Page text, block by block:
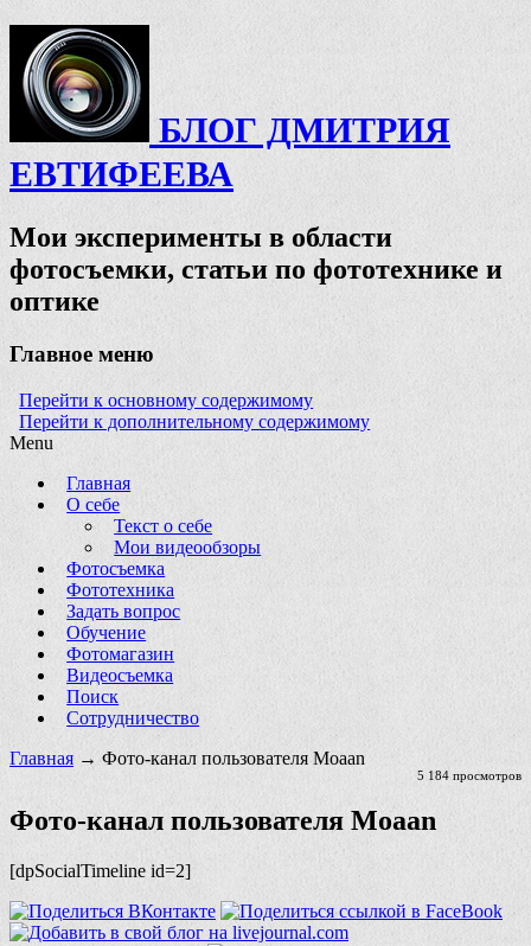
БЛОГ ДМИТРИЯ
ЕВТИФЕЕВА
Мои эксперименты в области
фотосъемки, статьи по фототехнике и
оптике
Главное меню
Перейти к основному содержимому
Перейти к дополнительному содержимому
Menu
Главная
О себе
Текст о себе
Мои видеообзоры
Фотосъемка
Фототехника
Задать вопрос
Обучение
Фотомагазин
Видеосъемка
Поиск
Сотрудничество
Главная → Фото-канал пользователя Moaan
5 184 просмотров
Фото-канал пользователя Moaan
[dpSocialTimeline id=2]